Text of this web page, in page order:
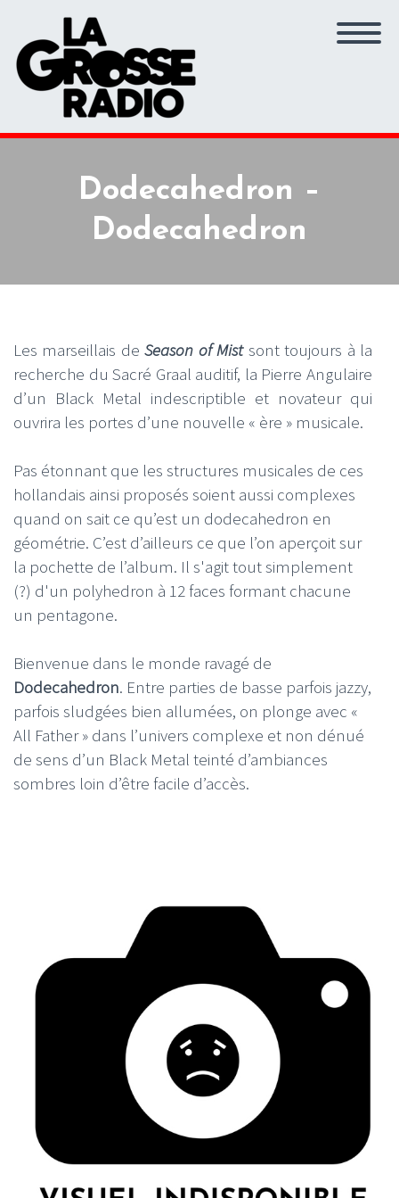
Dodecahedron –
Dodecahedron
Les marseillais deSeason of Mistsont toujours à la
recherche du Sacré Graal auditif, la Pierre Angulaire
d’un Black Metal indescriptible et novateur qui
ouvrira les portes d’une nouvelle « ère » musicale.
Pas étonnant que les structures musicales de ces
hollandais ainsi proposés soient aussi complexes
quand on sait ce qu’est un dodecahedron en
géométrie. C’est d’ailleurs ce que l’on aperçoit sur
la pochette de l’album. Il s'agit tout simplement
(?) d'un polyhedron à 12 faces formant chacune
un pentagone.
Bienvenue dans le monde ravagé de
Dodecahedron. Entre parties de basse parfois jazzy,
parfois sludgées bien allumées, on plonge avec «
All Father » dans l’univers complexe et non dénué
de sens d’un Black Metal teinté d’ambiances
sombres loin d’être facile d’accès.